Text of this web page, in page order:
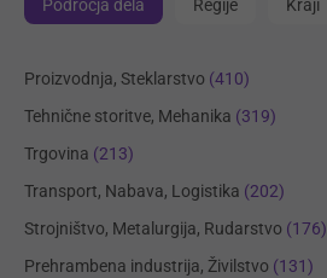
Področja dela Regije Kraji
Proizvodnja, Steklarstvo (410)
Tehnične storitve, Mehanika (319)
Trgovina (213)
Transport, Nabava, Logistika (202)
Strojništvo, Metalurgija, Rudarstvo (176)
Prehrambena industrija, Živilstvo (131)